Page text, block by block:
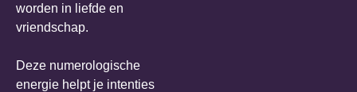
worden in liefde en
vriendschap.
Deze numerologische
energie helpt je intenties